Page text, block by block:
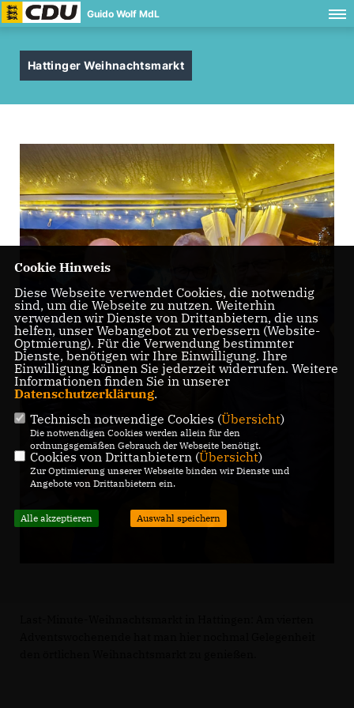
Guido Wolf MdL
Hattinger Weihnachtsmarkt
Cookie Hinweis
Diese Webseite verwendet Cookies, die notwendig
sind, um die Webseite zu nutzen. Weiterhin
verwenden wir Dienste von Drittanbietern, die uns
helfen, unser Webangebot zu verbessern (Website-
Optmierung). Für die Verwendung bestimmter
Dienste, benötigen wir Ihre Einwilligung. Ihre
Einwilligung können Sie jederzeit widerrufen. Weitere
Informationen finden Sie in unserer
Datenschutzerklärung.
Technisch notwendige Cookies (Übersicht)
Die notwendigen Cookies werden allein für den
ordnungsgemäßen Gebrauch der Webseite benötigt.
Cookies von Drittanbietern (Übersicht)
Zur Optimierung unserer Webseite binden wir Dienste und
Angebote von Drittanbietern ein.
Alle akzeptieren Auswahl speichern